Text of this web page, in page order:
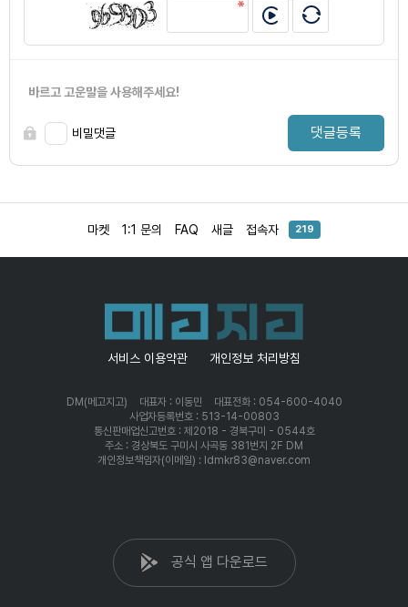
바르고 고운말을 사용해주세요!
비밀댓글 댓글등록
마켓 1:1 문의 FAQ 새글 접속자 219
서비스 이용약관 개인정보 처리방침
DM(메고지고) 대표자 : 이동민
대표전화 : 054-600-4040
사업자등록번호 : 513-14-00803
통신판매업신고번호 : 제2018 - 경북구미 - 0544호
주소 : 경상북도 구미시 사곡동 381번지 2F DM
개인정보책임자(이메일) : ldmkr83@naver.com
공식 앱 다운로드